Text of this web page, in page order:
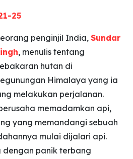
25
penginjil India, Sundar
, menulis tentang
hutan di
Himalaya yang ia
melakukan perjalanan.
memadamkan api,
yang memandangi sebuah
mulai dijalari api.
dengan panik terbang